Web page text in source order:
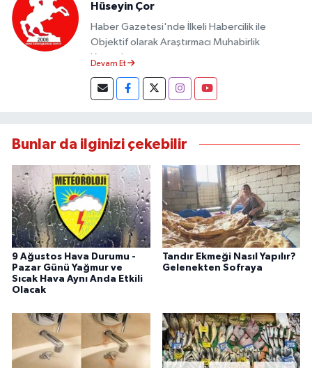
Hüseyin Çor
Haber Gazetesi'nde İlkeli Habercilik ile
Objektif olarak Araştırmacı Muhabirlik
Yapmaktayım.
Devam Et
Bunlar da ilginizi çekebilir
9 Ağustos Hava Durumu -
Pazar Günü Yağmur ve
Sıcak Hava Aynı Anda Etkili
Olacak
Tandır Ekmeği Nasıl Yapılır?
Gelenekten Sofraya